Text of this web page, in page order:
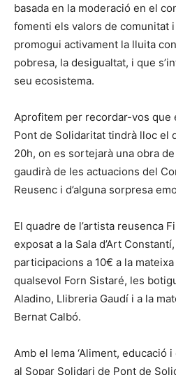
basada en la moderació en el
fomenti els valors de comunitat
promogui activament la lluita
pobresa, la desigualtat, i que
seu ecosistema.
Aprofitem per recordar-vos que
Pont de Solidaritat tindrà lloc el
20h, on es sortejarà una obra de
gaudirà de les actuacions del
Reusenc i d’alguna sorpresa
El quadre de l’artista reusenca
exposat a la Sala d’Art
participacions a 10€ a la
qualsevol Forn Sistaré, les
Aladino, Llibreria Gaudí i a la
Bernat Calbó.
Amb el lema ‘Aliment, educació
al Sopar Solidari de Pont de